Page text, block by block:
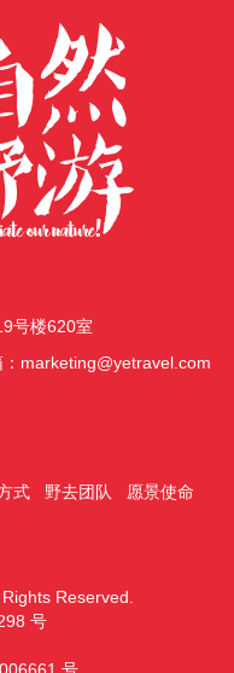
号楼620室
marketing@yetravel.com
式 野去团队 愿景使命
Reserved.
号